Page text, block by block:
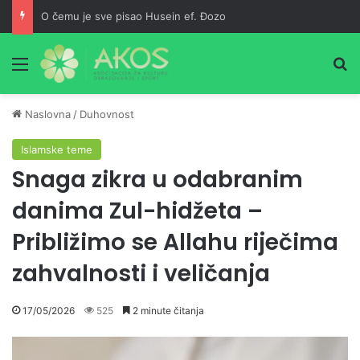
O čemu je sve pisao Husein ef. Đozo
Meni
Naslovna / Duhovnost
Islamske teme
Snaga zikra u odabranim
danima Zul-hidžeta –
Približimo se Allahu riječima
zahvalnosti i veličanja
17/05/2026 525 2 minute čitanja